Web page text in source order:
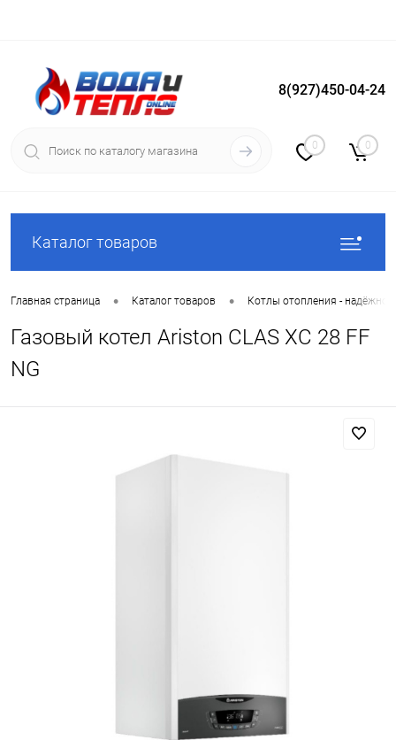
Вход Регистрация
8(927)450-04-24
0 0
Каталог товаров
Главная страница • Каталог товаров • Котлы отопления -
Газовый котел Ariston CLAS XC 28 FF
NG